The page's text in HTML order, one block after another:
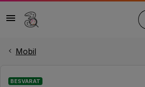
Mobil
BESVARAT